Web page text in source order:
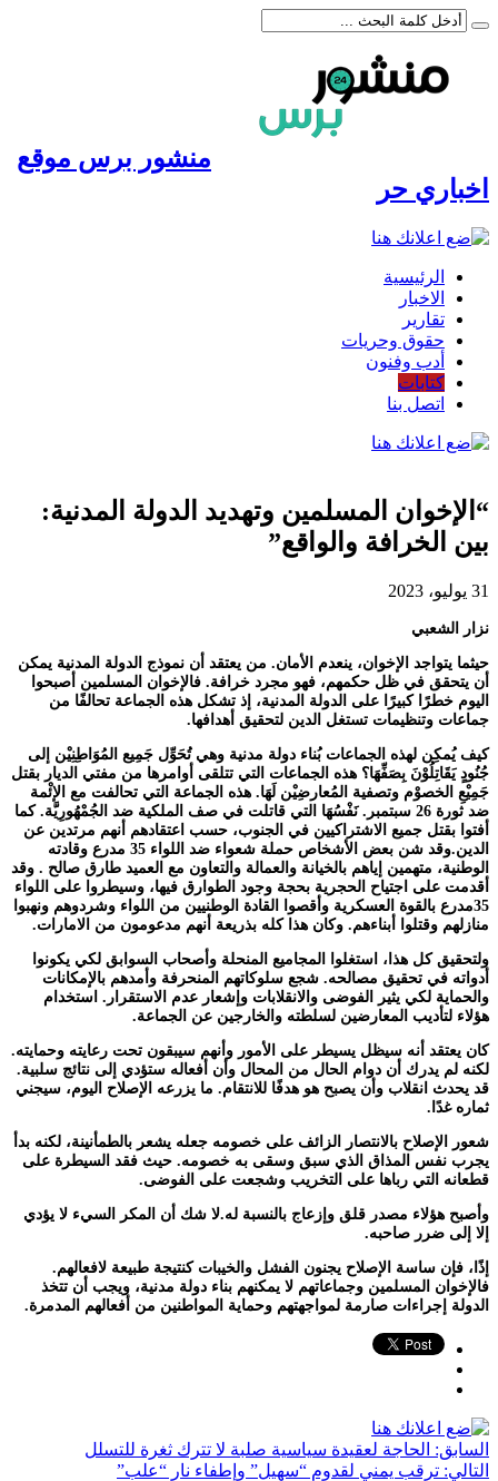
منشور برس موقع
اخباري حر
الرئيسية
الاخبار
تقارير
حقوق وحريات
أدب وفنون
كتابات
اتصل بنا
“الإخوان المسلمين وتهديد الدولة المدنية:
بين الخرافة والواقع”
31 يوليو، 2023
نزار الشعبي
حيثما يتواجد الإخوان، ينعدم الأمان. من يعتقد أن نموذج الدولة المدنية يمكن
أن يتحقق في ظل حكمهم، فهو مجرد خرافة. فالإخوان المسلمين أصبحوا
اليوم خطرًا كبيرًا على الدولة المدنية، إذ تشكل هذه الجماعة تحالفًا من
جماعات وتنظيمات تستغل الدين لتحقيق أهدافها.
كيف يُمكِن لهذه الجماعات بُناء دولة مدنية وهي تُحَوِّل جَمِيع المُوَاطِنِيْن إلى
جُنُودٍ يَقَاتِلُوْنَ بِصَفِّهَا؟ هذه الجماعات التي تتلقى أوامرها من مفتي الديار بقتل
جَمِيْعِ الخصوْم وتصفية المُعارضِيْن لَهَا. هذه الجماعة التي تحالفت مع الإئْمة
ضد ثورة 26 سبتمبر. نَفْسُهَا التي قاتلت في صف الملكية ضد الجُمْهُورِيَّة. كما
أفتوا بقتل جميع الاشتراكيين في الجنوب، حسب اعتقادهم أنهم مرتدين عن
الدين.وقد شن بعض الأشخاص حملة شعواء ضد اللواء 35 مدرع وقادته
الوطنية، متهمين إياهم بالخيانة والعمالة والتعاون مع العميد طارق صالح . وقد
أقدمت على اجتياح الحجرية بحجة وجود الطوارق فيها، وسيطروا على اللواء
35مدرع بالقوة العسكرية وأقصوا القادة الوطنيين من اللواء وشردوهم ونهبوا
منازلهم وقتلوا أبناءهم. وكان هذا كله بذريعة أنهم مدعومون من الامارات.
ولتحقيق كل هذا، استغلوا المجاميع المنحلة وأصحاب السوابق لكي يكونوا
أدواته في تحقيق مصالحه. شجع سلوكاتهم المنحرفة وأمدهم بالإمكانات
والحماية لكي يثير الفوضى والانقلابات وإشعار عدم الاستقرار. استخدام
هؤلاء لتأديب المعارضين لسلطته والخارجين عن الجماعة.
كان يعتقد أنه سيظل يسيطر على الأمور وأنهم سيبقون تحت رعايته وحمايته.
لكنه لم يدرك أن دوام الحال من المحال وأن أفعاله ستؤدي إلى نتائج سلبية.
قد يحدث انقلاب وأن يصبح هو هدفًا للانتقام. ما يزرعه الإصلاح اليوم، سيجني
ثماره غدًا.
شعور الإصلاح بالانتصار الزائف على خصومه جعله يشعر بالطمأنينة، لكنه بدأ
يجرب نفس المذاق الذي سبق وسقى به خصومه. حيث فقد السيطرة على
قطعانه التي رباها على التخريب وشجعت على الفوضى.
وأصبح هؤلاء مصدر قلق وإزعاج بالنسبة له.لا شك أن المكر السيء لا يؤدي
إلا إلى ضرر صاحبه.
إذًا، فإن ساسة الإصلاح يجنون الفشل والخيبات كنتيجة طبيعة لافعالهم.
فالإخوان المسلمين وجماعاتهم لا يمكنهم بناء دولة مدنية، ويجب أن تتخذ
الدولة إجراءات صارمة لمواجهتهم وحماية المواطنين من أفعالهم المدمرة.
السابق: الحاجة لعقيدة سياسية صلبة لا تترك ثغرة للتسلل
التالي: ترقب يمني لقدوم “سهيل” وإطفاء نار “علب”